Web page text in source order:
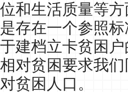
和生活质量等
存在一个参照
建档立卡贫困
对贫困要求我
贫困人口。